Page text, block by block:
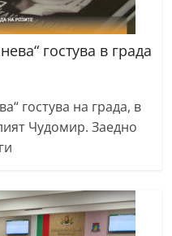
гостува в града
гостува на града, в
Чудомир. Заедно